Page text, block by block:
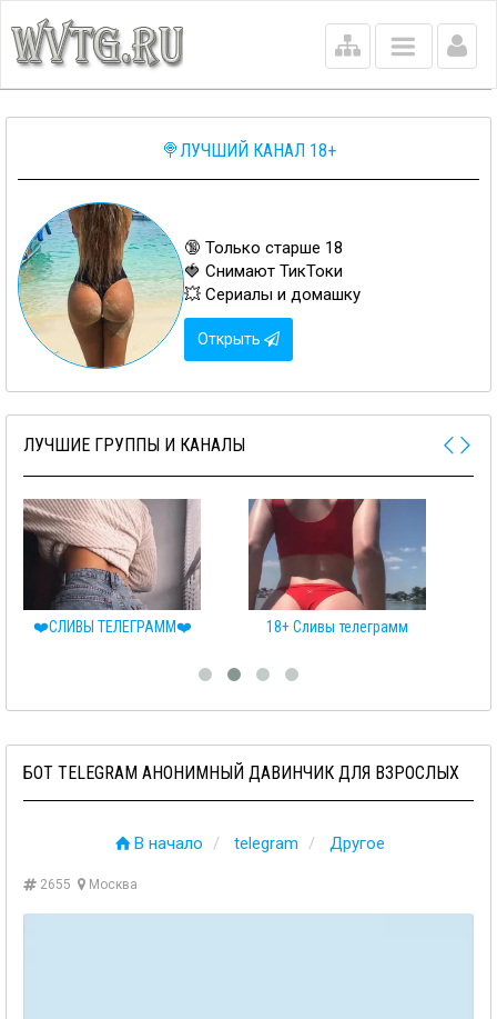
Main
menu
🍭ЛУЧШИЙ КАНАЛ 18+
🔞 Только старше 18
🍓 Снимают ТикТоки
💥 Сериалы и домашку
Открыть
ЛУЧШИЕ ГРУППЫ И КАНАЛЫ
❤️СЛИВЫ ТЕЛЕГРАММ❤️ 18+ Сливы телеграмм
БОТ TELEGRAM АНОНИМНЫЙ ДАВИНЧИК ДЛЯ ВЗРОСЛЫХ
В начало telegram Другое
2655 Москва